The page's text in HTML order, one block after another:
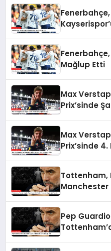
Mağlup Etti
Max
Prix’sinde
Max
Prix’sinde
Tottenham,
Manchester
Pep